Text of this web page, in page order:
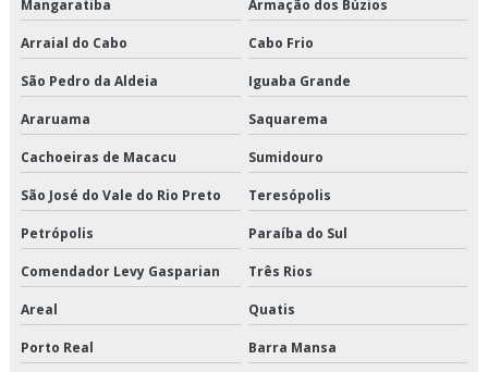
Crossdocking em sp
Crossdocking preço
Crossdocking valor
Distribuição de alimentos climatizados em sp
Distribuição de alimentos climatizados são paulo
Distribuição de alimentos climatizados valor
Distribuição de alimentos congelados em sp
Mangaratiba Armação dos Búzios
Arraial do Cabo Cabo Frio
São Pedro da Aldeia Iguaba Grande
Araruama Saquarema
Cachoeiras de Macacu Sumidouro
São José do Vale do Rio Preto Teresópolis
Petrópolis Paraíba do Sul
Comendador Levy Gasparian Três Rios
Areal Quatis
Porto Real Barra Mansa